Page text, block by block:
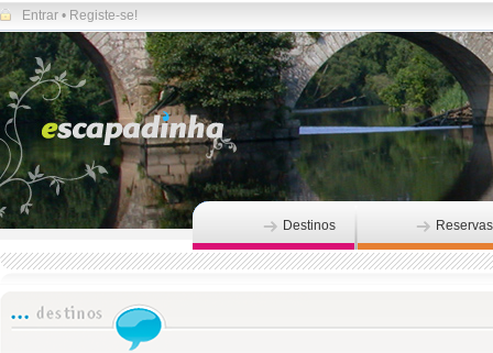
Entrar • Registe-se!
Destinos Reservas